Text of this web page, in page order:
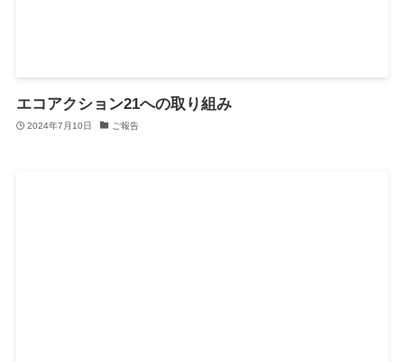
エコアクション21への取り組み
2024年7月10日 ご報告